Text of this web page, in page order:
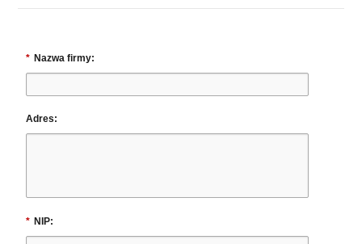
Nazwa firmy:
*
Adres:
NIP:
*